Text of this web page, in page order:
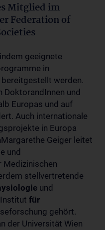
Mitglied im
Federation of
geeignete
in
werden.
DoktorandInnen und
Europas und auf
Auch internationale
in Europa
Geiger leitet
und
Medizinischen
stellvertretende
und
für
gehört.
der Universität Wien